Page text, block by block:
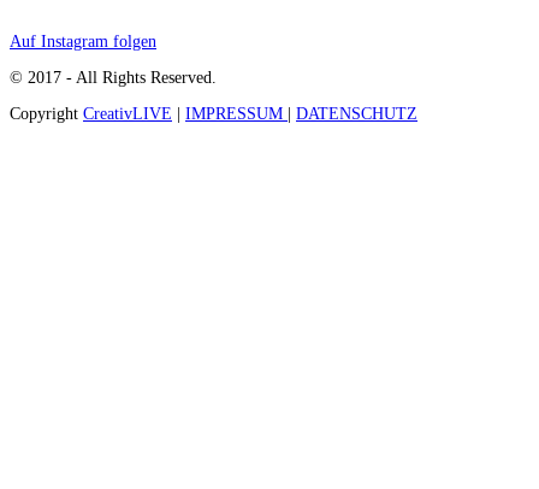
Auf Instagram folgen
© 2017 - All Rights Reserved.
Copyright CreativLIVE IMPRESSUM DATENSCHUTZ